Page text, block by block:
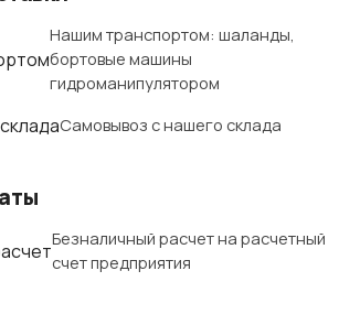
Нашим транспортом: шаланды,
бортовые машины
гидроманипулятором
Самовывоз с нашего склада
Безналичный расчет на расчетный
счет предприятия